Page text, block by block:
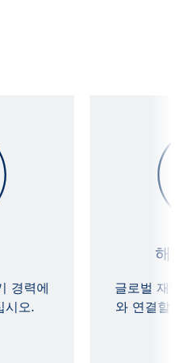
경력에
시오.
해
글로벌 재
와 연결할